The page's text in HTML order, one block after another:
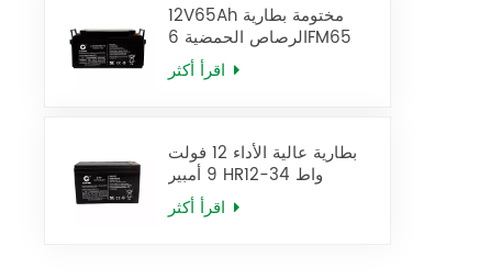
12V65Ah مختومة بطارية
الرصاص الحمضية 6FM65
بطارية عالية الأداء 12 فولت
9 أمبير HR12-34 واط